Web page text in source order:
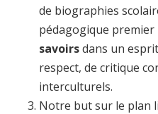
de biographies
pédagogique premier
savoirsdans un esprit
respect, de critique
interculturels.
Notre but sur le plan